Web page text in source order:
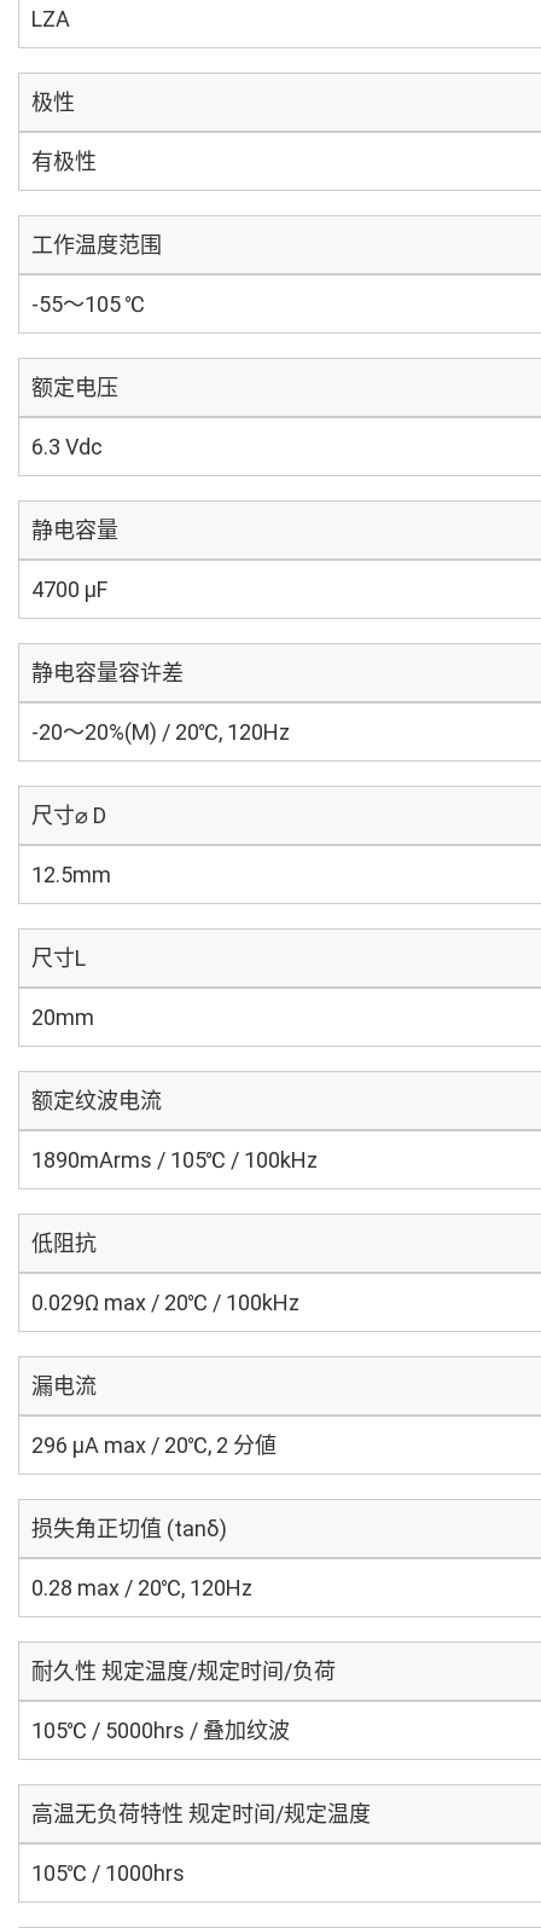
LZA
极性
有极性
工作温度范围
-55～105 ℃
额定电压
6.3 Vdc
静电容量
4700 µF
静电容量容许差
-20～20%(M) / 20℃, 120Hz
尺寸⌀ D
12.5mm
尺寸L
20mm
额定纹波电流
1890mArms / 105℃ / 100kHz
低阻抗
0.029Ω max / 20℃ / 100kHz
漏电流
296 μA max / 20℃, 2 分値
损失角正切值 (tanδ)
0.28 max / 20℃, 120Hz
耐久性 规定温度/规定时间/负荷
105℃ / 5000hrs / 叠加纹波
高温无负荷特性 规定时间/规定温度
105℃ / 1000hrs